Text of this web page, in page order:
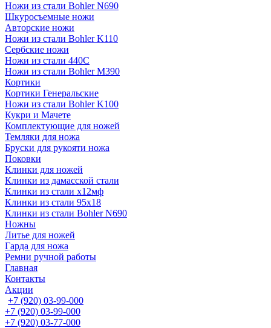
Ножи из стали Bohler N690
Шкуросъемные ножи
Авторские ножи
Ножи из стали Bohler K110
Сербские ножи
Ножи из стали 440С
Ножи из стали Bohler M390
Кортики
Кортики Генеральские
Ножи из стали Bohler K100
Кукри и Мачете
Комплектующие для ножей
Темляки для ножа
Бруски для рукояти ножа
Поковки
Клинки для ножей
Клинки из дамасской стали
Клинки из стали х12мф
Клинки из стали 95х18
Клинки из стали Bohler N690
Ножны
Литье для ножей
Гарда для ножа
Ремни ручной работы
Главная
Контакты
Акции
+7 (920) 03-99-000
+7 (920) 03-99-000
+7 (920) 03-77-000